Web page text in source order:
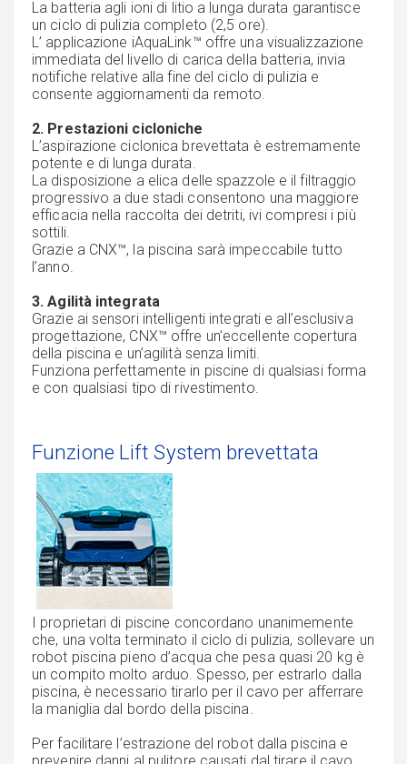
La batteria agli ioni di litio a lunga durata garantisce
un ciclo di pulizia completo (2,5 ore).
L’ applicazione iAquaLink™ offre una visualizzazione
immediata del livello di carica della batteria, invia
notifiche relative alla fine del ciclo di pulizia e
consente aggiornamenti da remoto.
2. Prestazioni cicloniche
L’aspirazione ciclonica brevettata è estremamente
potente e di lunga durata.
La disposizione a elica delle spazzole e il filtraggio
progressivo a due stadi consentono una maggiore
efficacia nella raccolta dei detriti, ivi compresi i più
sottili.
Grazie a CNX™, la piscina sarà impeccabile tutto
l’anno.
3. Agilità integrata
Grazie ai sensori intelligenti integrati e all’esclusiva
progettazione, CNX™ offre un’eccellente copertura
della piscina e un’agilità senza limiti.
Funziona perfettamente in piscine di qualsiasi forma
e con qualsiasi tipo di rivestimento.
Funzione Lift System brevettata
I proprietari di piscine concordano unanimemente
che, una volta terminato il ciclo di pulizia, sollevare un
robot piscina pieno d’acqua che pesa quasi 20 kg è
un compito molto arduo. Spesso, per estrarlo dalla
piscina, è necessario tirarlo per il cavo per afferrare
la maniglia dal bordo della piscina.
Per facilitare l’estrazione del robot dalla piscina e